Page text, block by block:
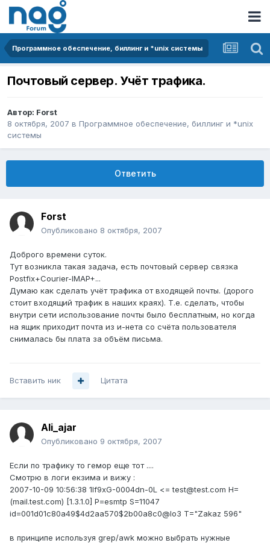
Программное обеспечение, биллинг и *unix системы
Почтовый сервер. Учёт трафика.
Автор: Forst
8 октября, 2007 в Программное обеспечение, биллинг и *unix
системы
Ответить
Forst
Опубликовано 8 октября, 2007
Доброго времени суток.
Тут возникла такая задача, есть почтовый сервер связка
Postfix+Courier-IMAP+...
Думаю как сделать учёт трафика от входящей почты. (дорого
стоит входящий трафик в наших краях). Т.е. сделать, чтобы
внутри сети использование почты было бесплатным, но когда
на ящик приходит почта из и-нета со счёта пользователя
снималась бы плата за объём письма.
Вставить ник Цитата
Ali_ajar
Опубликовано 9 октября, 2007
Если по трафику то гемор еще тот ....
Смотрю в логи екзима и вижу :
2007-10-09 10:56:38 1If9xG-0004dn-0L <= test@test.com H=
(mail.test.com) [1.3.1.0] P=esmtp S=11047
id=001d01c80a49$4d2aa570$2b00a8c0@lo3 T="Zakaz 596"
в принципе используя grep/awk можно выбрать нужные